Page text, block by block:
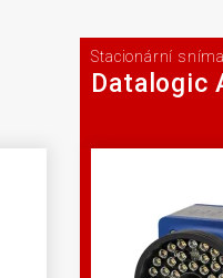
Stacionární
Datalogic